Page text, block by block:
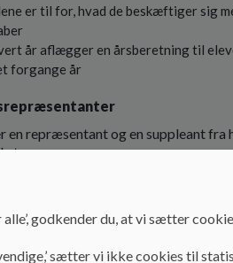
er til for, hvad de beskæftiger sig
år aflægger en årsberetning til
forgange år
en repræsentant og en suppleant
at:
en repræsentant og en suppleant fra
skoleår. 0.-klasserne vælger deres
sig med formand og
godkender du, at vi sætter
sætter vi ikke cookies til